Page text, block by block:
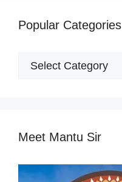
Popular Categories
Popular
Meet Mantu Sir